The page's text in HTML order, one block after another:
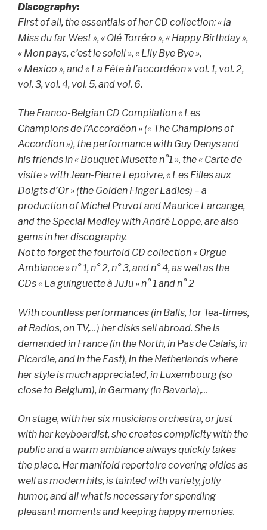
Discography:
First of all, the essentials of her CD collection: « la
Miss du far West », « Olé Torréro », « Happy Birthday »,
« Mon pays, c’est le soleil », « Lily Bye Bye »,
« Mexico », and « La Fête à l’accordéon » vol. 1, vol. 2,
vol. 3, vol. 4, vol. 5, and vol. 6.
The Franco-Belgian CD Compilation « Les
Champions de l’Accordéon » (« The Champions of
Accordion »), the performance with Guy Denys and
his friends in « Bouquet Musette n°1 », the « Carte de
visite » with Jean-Pierre Lepoivre, « Les Filles aux
Doigts d’Or » (the Golden Finger Ladies) – a
production of Michel Pruvot and Maurice Larcange,
and the Special Medley with André Loppe, are also
gems in her discography.
Not to forget the fourfold CD collection « Orgue
Ambiance » n° 1, n° 2, n° 3, and n° 4, as well as the
CDs « La guinguette à JuJu » n° 1 and n° 2
With countless performances (in Balls, for Tea-times,
at Radios, on TV,…) her disks sell abroad. She is
demanded in France (in the North, in Pas de Calais, in
Picardie, and in the East), in the Netherlands where
her style is much appreciated, in Luxembourg (so
close to Belgium), in Germany (in Bavaria),…
On stage, with her six musicians orchestra, or just
with her keyboardist, she creates complicity with the
public and a warm ambiance always quickly takes
the place. Her manifold repertoire covering oldies as
well as modern hits, is tainted with variety, jolly
humor, and all what is necessary for spending
pleasant moments and keeping happy memories.